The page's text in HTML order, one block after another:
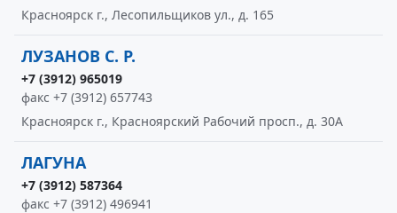
Красноярск г., Лесопильщиков ул., д. 165
ЛУЗАНОВ С. Р.
+7 (3912) 965019
факс +7 (3912) 657743
Красноярск г., Красноярский Рабочий просп., д. 30А
ЛАГУНА
+7 (3912) 587364
факс +7 (3912) 496941